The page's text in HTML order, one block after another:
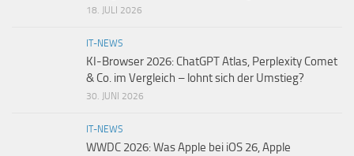
18. JULI 2026
IT-NEWS
KI-Browser 2026: ChatGPT Atlas, Perplexity Comet
& Co. im Vergleich – lohnt sich der Umstieg?
30. JUNI 2026
IT-NEWS
WWDC 2026: Was Apple bei iOS 26, Apple